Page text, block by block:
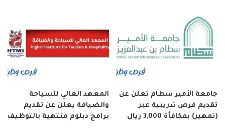
جامعة الأمير سطام تعلن عن
تقديم فرص تدريبية عبر
(تمهير) بمكافأة 3,000 ريال
المعهد العالي للسياحة
والضيافة يعلن عن تقديم
برامج دبلوم منتهية بالتوظيف